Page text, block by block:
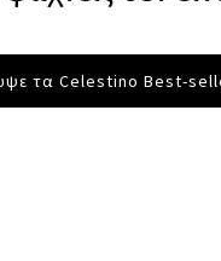
τα Celestino Best-